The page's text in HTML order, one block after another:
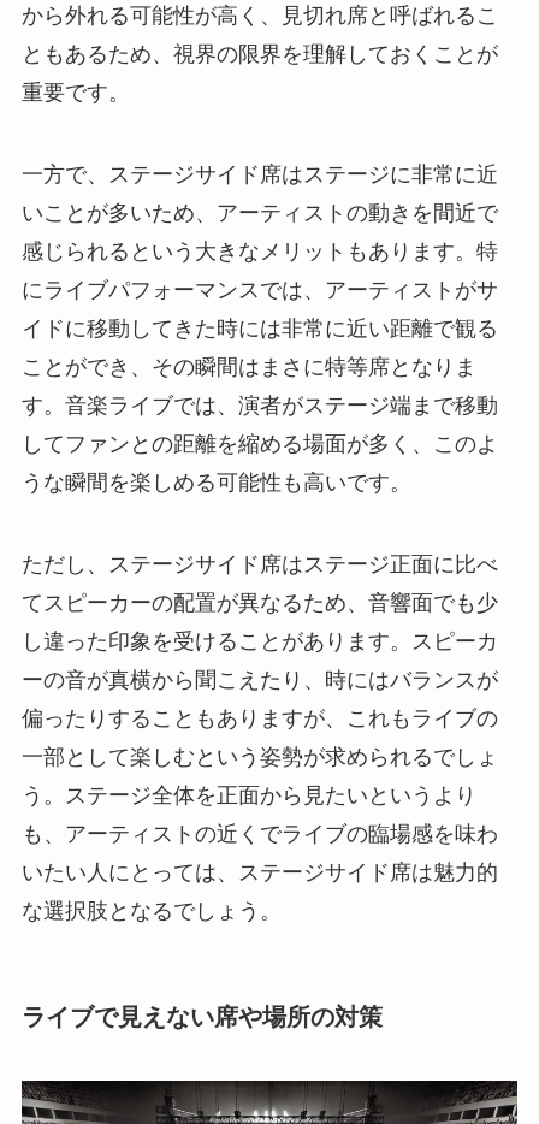
から外れる可能性が高く、見切れ席と呼ばれるこ
ともあるため、視界の限界を理解しておくことが
重要です。
一方で、ステージサイド席はステージに非常に近
いことが多いため、アーティストの動きを間近で
感じられるという大きなメリットもあります。特
にライブパフォーマンスでは、アーティストがサ
イドに移動してきた時には非常に近い距離で観る
ことができ、その瞬間はまさに特等席となりま
す。音楽ライブでは、演者がステージ端まで移動
してファンとの距離を縮める場面が多く、このよ
うな瞬間を楽しめる可能性も高いです。
ただし、ステージサイド席はステージ正面に比べ
てスピーカーの配置が異なるため、音響面でも少
し違った印象を受けることがあります。スピーカ
ーの音が真横から聞こえたり、時にはバランスが
偏ったりすることもありますが、これもライブの
一部として楽しむという姿勢が求められるでしょ
う。ステージ全体を正面から見たいというより
も、アーティストの近くでライブの臨場感を味わ
いたい人にとっては、ステージサイド席は魅力的
な選択肢となるでしょう。
ライブで見えない席や場所の対策